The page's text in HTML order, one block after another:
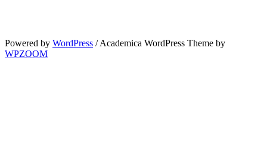
Powered by WordPress / Academica WordPress Theme by
WPZOOM